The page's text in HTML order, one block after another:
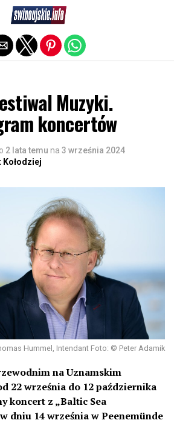
Muzyki.
koncertów
2 lata temu na 3 września 2024
Kołodziej
Hummel, Intendant Foto: © Peter Adamik
na Uznamskim
22 września do 12 października
koncert z „Baltic Sea
dniu 14 września w Peenemünde
Exit mobile version